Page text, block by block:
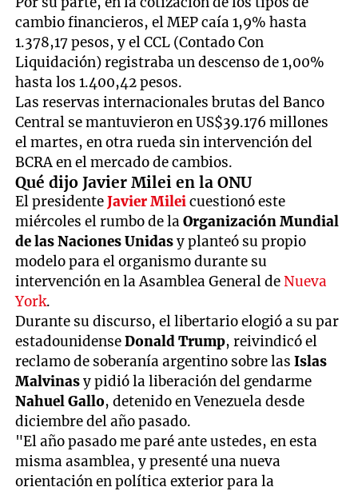
cambio financieros, el MEP caía 1,9% hasta
1.378,17 pesos, y el CCL (Contado Con
Liquidación) registraba un descenso de 1,00%
hasta los 1.400,42 pesos.
Las reservas internacionales brutas del Banco
Central se mantuvieron en US$39.176 millones
el martes, en otra rueda sin intervención del
BCRA en el mercado de cambios.
Qué dijo Javier Milei en la ONU
El presidenteJavier Mileicuestionó este
miércoles el rumbo de la Organización Mundial
de las Naciones Unidasy planteó su propio
modelo para el organismo durante su
intervención en la Asamblea General deNueva
York.
Durante su discurso, el libertario elogió a su par
estadounidenseDonald Trump, reivindicó el
reclamo de soberanía argentino sobre las Islas
Malvinasy pidió la liberación del gendarme
Nahuel Gallo, detenido en Venezuela desde
diciembre del año pasado.
"El año pasado me paré ante ustedes, en esta
misma asamblea, y presenté una nueva
orientación en política exterior para la